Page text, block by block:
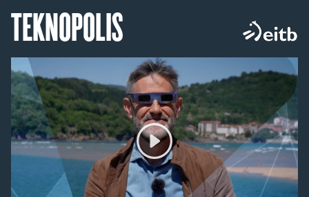
TEKNOPOLIS